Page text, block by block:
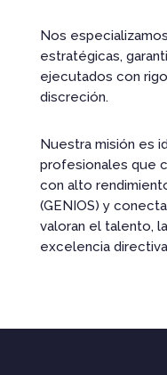
Nos
estratégicas,
ejecutados con
discreción.
Nuestra misión es
profesionales que
con alto
(GENIOS) y
valoran el talento,
excelencia directiva